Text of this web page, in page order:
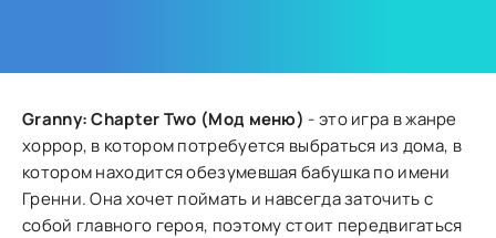
Granny: Chapter Two (Мод меню) - это игра в жанре
хоррор, в котором потребуется выбраться из дома, в
котором находится обезумевшая бабушка по имени
Гренни. Она хочет поймать и навсегда заточить с
собой главного героя, поэтому стоит передвигаться